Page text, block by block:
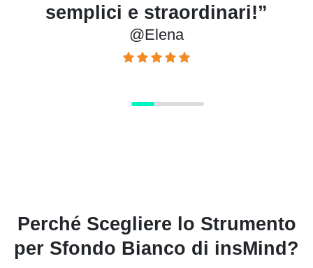
semplici e straordinari!”
@Elena
Perché Scegliere lo Strumento
per Sfondo Bianco di insMind?